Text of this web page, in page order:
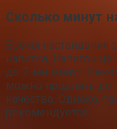
Сколько минут
Время настаивания
напитка. Напиток из
до 7-ми минут.
можно продлить до
качества. Однако,
рекомендуется.